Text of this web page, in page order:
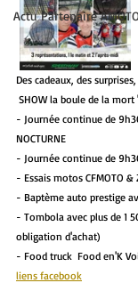
Actu Partenaire
Des cadeaux, des
SHOW la boule de la
- Journée continue de
NOCTURNE
- Journée continue de
- Essais motos CFMOTO &
- Baptème auto prestige
- Tombola avec plus de 1
obligation d'achat)
- Food truck  Food en'K
liens facebook